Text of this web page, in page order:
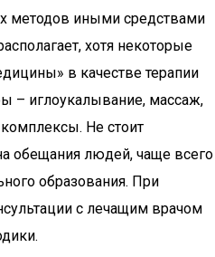
методов иными средствами
хотя некоторые
в качестве терапии
– иглоукалывание, массаж,
Не стоит
обещания людей, чаще всего
образования. При
с лечащим врачом